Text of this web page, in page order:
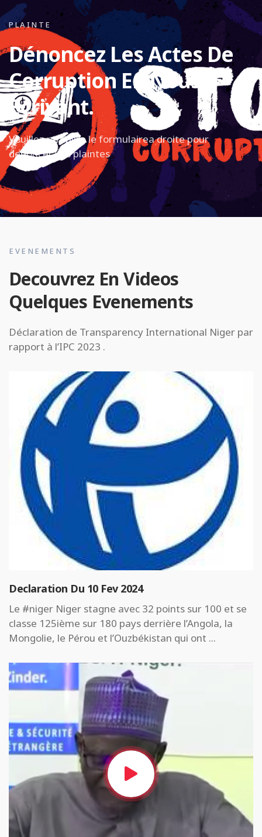
PLAINTE
Dénoncez Les Actes De
Corruption En Nous
Écrivant.
Veuillez remplire le formulairea droite pour
denoncer vos plaintes
EVENEMENTS
Decouvrez En Videos
Quelques Evenements
Déclaration de Transparency International Niger par
rapport à l’IPC 2023 .
Declaration Du 10 Fev 2024
Le #niger Niger stagne avec 32 points sur 100 et se
classe 125ième sur 180 pays derrière l’Angola, la
Mongolie, le Pérou et l’Ouzbékistan qui ont ...